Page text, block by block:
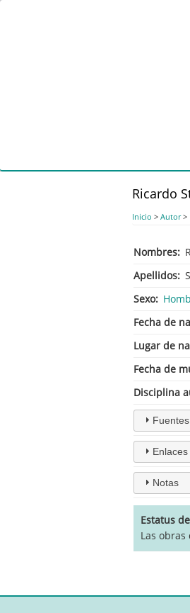
Ricardo
Inicio > Autor>
Nombres
Apellidos
Sexo
Fecha de
Lugar de
Fecha de
Disciplina
Fuentes
Enlaces
Notas
Estatus
Las